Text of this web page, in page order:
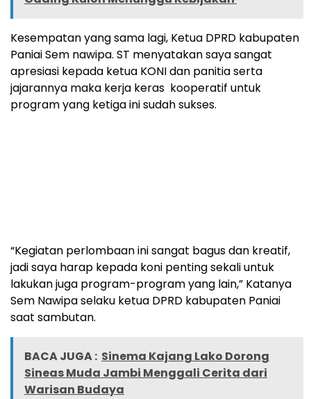
Kesempatan yang sama lagi, Ketua DPRD kabupaten
Paniai Sem nawipa. ST menyatakan saya sangat
apresiasi kepada ketua KONI dan panitia serta
jajarannya maka kerja keras kooperatif untuk
program yang ketiga ini sudah sukses.
“Kegiatan perlombaan ini sangat bagus dan kreatif,
jadi saya harap kepada koni penting sekali untuk
lakukan juga program-program yang lain,” Katanya
Sem Nawipa selaku ketua DPRD kabupaten Paniai
saat sambutan.
BACA JUGA : Sinema Kajang Lako Dorong
Sineas Muda Jambi Menggali Cerita dari
Warisan Budaya